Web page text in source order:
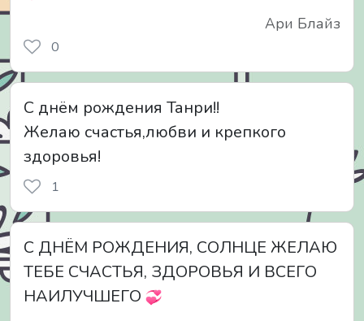
Ари Блайз
0
С днём рождения Танри!!
Желаю счастья,любви и крепкого
здоровья!
1
С ДНЁМ РОЖДЕНИЯ, СОЛНЦЕ ЖЕЛАЮ
ТЕБЕ СЧАСТЬЯ, ЗДОРОВЬЯ И ВСЕГО
НАИЛУЧШЕГО